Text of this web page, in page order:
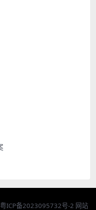
粤ICP备2023095732号-2 网站